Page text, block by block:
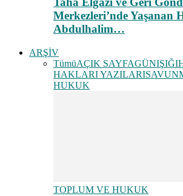
Merkezleri’nde Yaşanan
Abdulhalim…
ARŞİV
TümüAÇIK SAYFAGÜNIŞIĞI
HAKLARI YAZILARI
HUKUK
TOPLUM VE HUKUK